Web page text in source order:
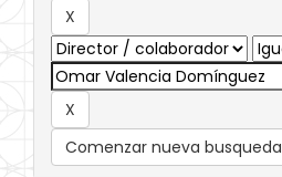
Comenzar nueva busqueda